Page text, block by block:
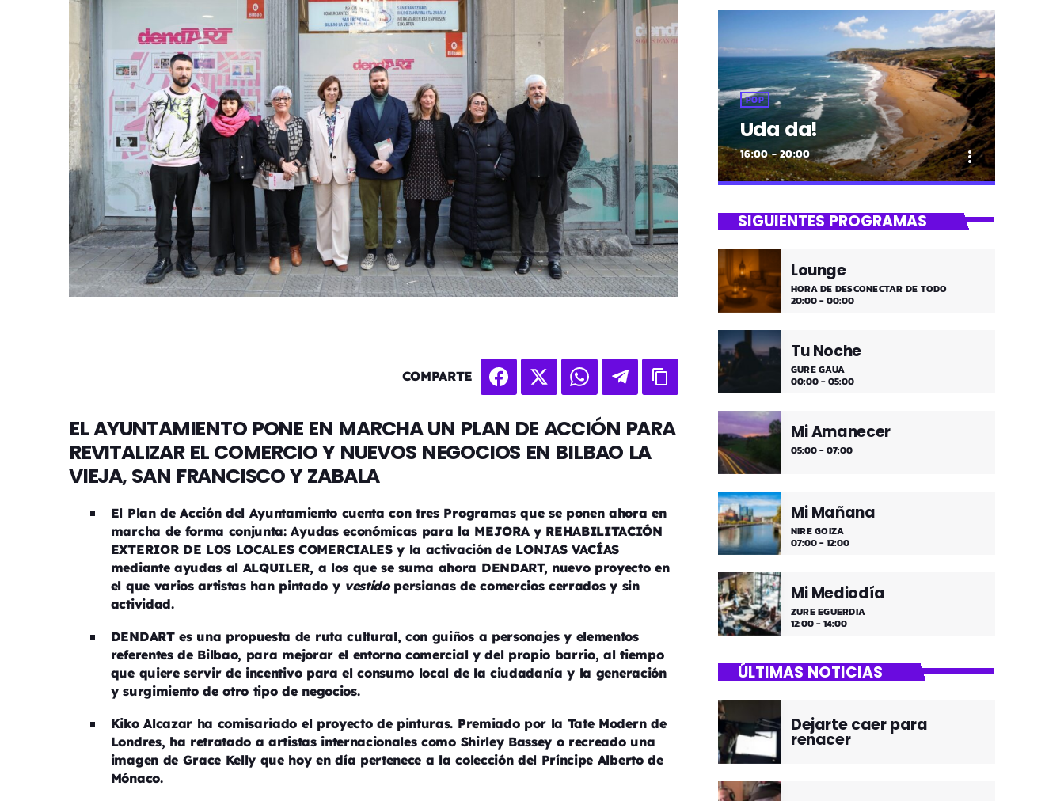
COMPARTE
EL AYUNTAMIENTO PONE EN MARCHA UN PLAN DE ACCIÓN PARA
REVITALIZAR EL COMERCIO Y NUEVOS NEGOCIOS EN BILBAO LA
VIEJA, SAN FRANCISCO Y ZABALA
El Plan de Acción del Ayuntamiento cuenta con tres Programas que se ponen ahora en
marcha de forma conjunta: Ayudas económicas para la MEJORA y REHABILITACIÓN
EXTERIOR DE LOS LOCALES COMERCIALES y la activación de LONJAS VACÍAS
mediante ayudas al ALQUILER, a los que se suma ahora DENDART, nuevo proyecto en
el que varios artistas han pintado y vestidopersianas de comercios cerrados y sin
actividad.
DENDART es una propuesta de ruta cultural, con guiños a personajes y elementos
referentes de Bilbao, para mejorar el entorno comercial y del propio barrio, al tiempo
que quiere servir de incentivo para el consumo local de la ciudadanía y la generación
y surgimiento de otro tipo de negocios.
Kiko Alcazar ha comisariado el proyecto de pinturas. Premiado por la Tate Modern de
Londres, ha retratado a artistas internacionales como Shirley Bassey o recreado una
imagen de Grace Kelly que hoy en día pertenece a la colección del Príncipe Alberto de
Mónaco.
POP
Uda da!
16:00 - 20:00 more_vert
Uda da!
¡Toda la música!
SIGUIENTES PROGRAMAS
Lounge
HORA DE DESCONECTAR DE TODO
20:00 - 00:00
Tu Noche
GURE GAUA
00:00 - 05:00
Mi Amanecer
05:00 - 07:00
Mi Mañana
NIRE GOIZA
07:00 - 12:00
Mi Mediodía
ZURE EGUERDIA
12:00 - 14:00
ÚLTIMAS NOTICIAS
Dejarte caer para
renacer